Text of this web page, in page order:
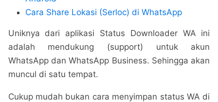
Cara Share Lokasi (Serloc) di WhatsApp
Uniknya dari aplikasi Status Downloader WA ini
adalah mendukung (support) untuk akun
WhatsApp dan WhatsApp Business. Sehingga akan
muncul di satu tempat.
Cukup mudah bukan cara menyimpan status WA di